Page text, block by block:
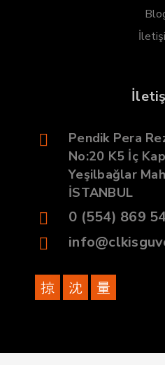
Pendik Pera
No:20 K5 İç
Yeşilbağlar
İSTANBUL
0 (554) 869